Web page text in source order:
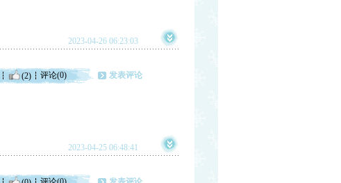
2023-04-26 06:23:03
(2) 评论(0) 发表评论
2023-04-25 06:48:41